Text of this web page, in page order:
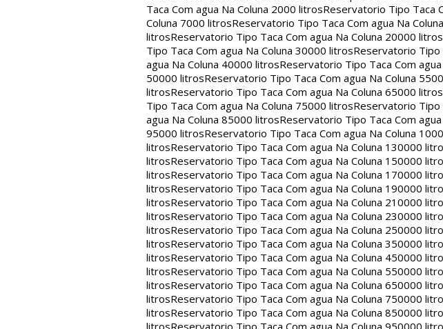
Taca Com agua Na Coluna 2000 litrosReservatorio Tipo Taca
Coluna 7000 litrosReservatorio Tipo Taca Com agua Na
litrosReservatorio Tipo Taca Com agua Na Coluna 20000 litros
Tipo Taca Com agua Na Coluna 30000 litrosReservatorio Tipo
agua Na Coluna 40000 litrosReservatorio Tipo Taca Com
50000 litrosReservatorio Tipo Taca Com agua Na Coluna
litrosReservatorio Tipo Taca Com agua Na Coluna 65000 litros
Tipo Taca Com agua Na Coluna 75000 litrosReservatorio Tipo
agua Na Coluna 85000 litrosReservatorio Tipo Taca Com
95000 litrosReservatorio Tipo Taca Com agua Na Coluna
litrosReservatorio Tipo Taca Com agua Na Coluna 130000
litrosReservatorio Tipo Taca Com agua Na Coluna 150000
litrosReservatorio Tipo Taca Com agua Na Coluna 170000
litrosReservatorio Tipo Taca Com agua Na Coluna 190000
litrosReservatorio Tipo Taca Com agua Na Coluna 210000
litrosReservatorio Tipo Taca Com agua Na Coluna 230000
litrosReservatorio Tipo Taca Com agua Na Coluna 250000
litrosReservatorio Tipo Taca Com agua Na Coluna 350000
litrosReservatorio Tipo Taca Com agua Na Coluna 450000
litrosReservatorio Tipo Taca Com agua Na Coluna 550000
litrosReservatorio Tipo Taca Com agua Na Coluna 650000
litrosReservatorio Tipo Taca Com agua Na Coluna 750000
litrosReservatorio Tipo Taca Com agua Na Coluna 850000
litrosReservatorio Tipo Taca Com agua Na Coluna 950000